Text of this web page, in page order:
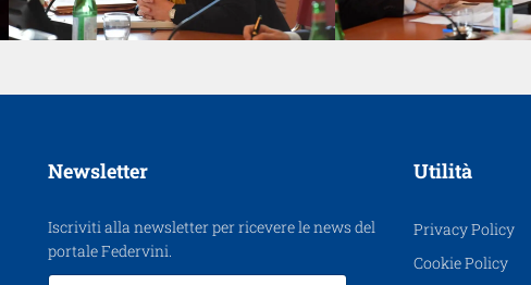
Newsletter
Iscriviti alla newsletter per ricevere le news del
portale Federvini.
Utilità
Privacy Policy
Cookie Policy